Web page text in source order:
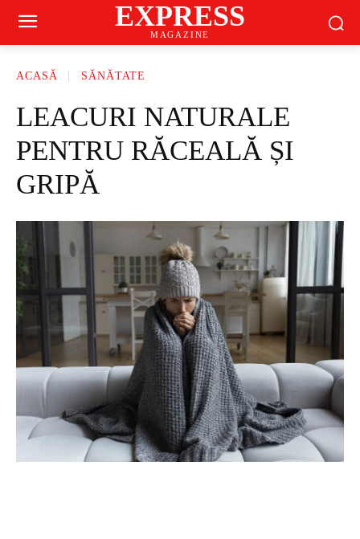
EXPRESS
MAGAZINE
ACASĂ SĂNĂTATE
LEACURI NATURALE
PENTRU RĂCEALĂ ȘI
GRIPĂ